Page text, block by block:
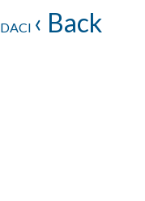
‹ Back